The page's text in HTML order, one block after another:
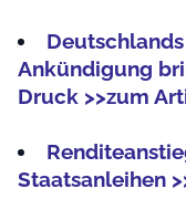
Ankündigung
Druck >>zum
Staatsanleihen